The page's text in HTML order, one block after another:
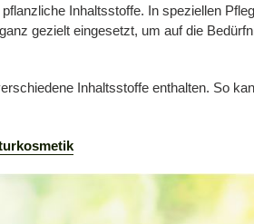
Inhaltsstoffe. In speziellen
gezielt eingesetzt, um auf die
Inhaltsstoffe enthalten. So